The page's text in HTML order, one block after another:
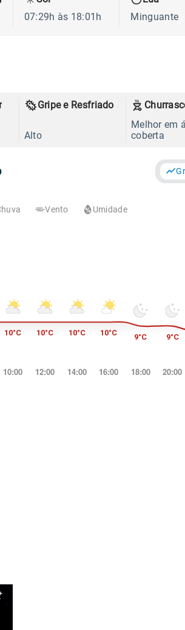
07:29h às 18:01h
Minguante
Gripe e Resfriado
Alto
Melhor em
coberta
Vento Umidade